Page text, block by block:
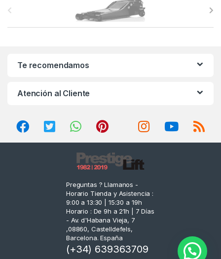
Te recomendamos
Atención al Cliente
Preguntas ? Llamanos -
Horario Tienda y Asistencia :
9:00 a 13:30 | 15:30 a 19h
Horario : De 9h a 21h | 7 Días
- Av. d'Habana Vieja, 7
,08860, Castelldefels,
Barcelona. España
(+34) 639363709